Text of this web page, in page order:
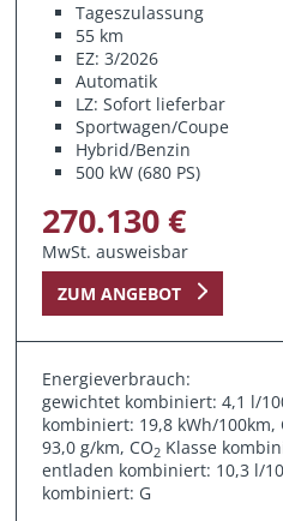
Tageszulassung
55 km
EZ: 3/2026
Automatik
LZ: Sofort lieferbar
Sportwagen/Coupe
Hybrid/Benzin
500 kW (680 PS)
270.130 €
MwSt. ausweisbar
ZUM ANGEBOT
Energieverbrauch:
gewichtet kombiniert: 4,1 l/
kombiniert: 19,8 kWh/100km,
93,0 g/km, CO2 Klasse
entladen kombiniert: 10,3 l/
kombiniert: G